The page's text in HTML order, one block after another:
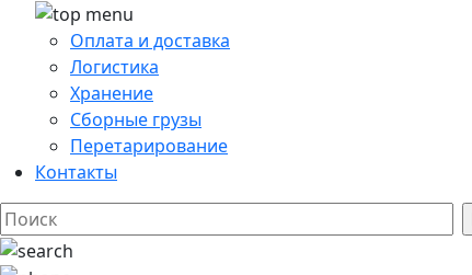
Оплата и доставка
Логистика
Хранение
Сборные грузы
Перетарирование
Контакты